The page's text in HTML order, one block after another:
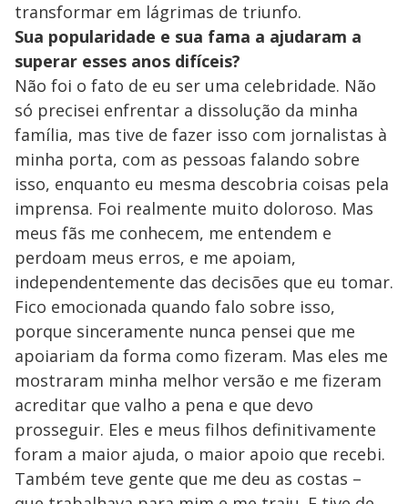
transformar em lágrimas de triunfo.
Sua popularidade e sua fama a ajudaram a
superar esses anos difíceis?
Não foi o fato de eu ser uma celebridade. Não
só precisei enfrentar a dissolução da minha
família, mas tive de fazer isso com jornalistas à
minha porta, com as pessoas falando sobre
isso, enquanto eu mesma descobria coisas pela
imprensa. Foi realmente muito doloroso. Mas
meus fãs me conhecem, me entendem e
perdoam meus erros, e me apoiam,
independentemente das decisões que eu tomar.
Fico emocionada quando falo sobre isso,
porque sinceramente nunca pensei que me
apoiariam da forma como fizeram. Mas eles me
mostraram minha melhor versão e me fizeram
acreditar que valho a pena e que devo
prosseguir. Eles e meus filhos definitivamente
foram a maior ajuda, o maior apoio que recebi.
Também teve gente que me deu as costas –